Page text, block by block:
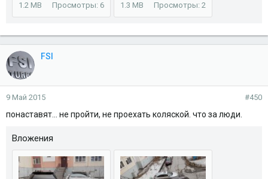
1.2 MB Просмотры: 6 1.3 MB Просмотры: 2
FSI
9 Май 2015 #450
понаставят... не пройти, не проехать коляской. что за люди.
Вложения